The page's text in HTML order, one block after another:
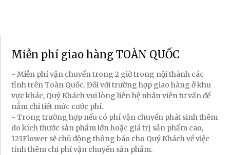
Miễn phí giao hàng TOÀN QUỐC
- Miễn phí vận chuyển trong 2 giờ trong nội thành các
tỉnh trên Toàn Quốc. Đối với trường hợp giao hàng ở khu
vực khác, Quý Khách vui lòng liên hệ nhân viên tư vấn để
nắm chi tiết mức cước phí.
- Trong trường hợp nếu có phí vận chuyển phát sinh thêm
do kích thước sản phẩm lớn hoặc giá trị sản phẩm cao,
123Flower sẽ chủ động thông báo cho Quý Khách về việc
tính thêm chi phí vận chuyển sản phẩm.